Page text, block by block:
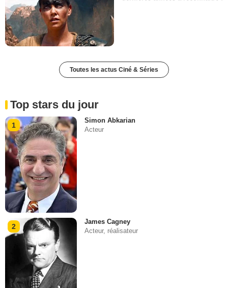
Toutes les actus Ciné & Séries
Top stars du jour
1
Simon Abkarian
Acteur
2
James Cagney
Acteur, réalisateur